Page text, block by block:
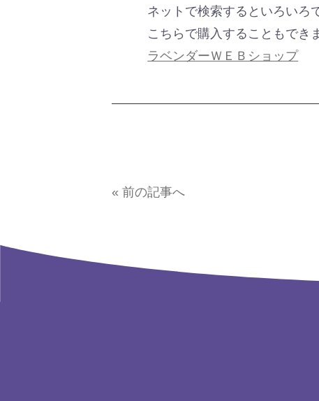
ネットで検索するといろいろ
こちらで購入することもでき
ラベンダーＷＥＢショップ
« 前の記事へ